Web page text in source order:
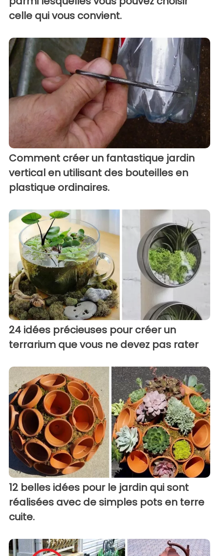
celle qui vous convient.
Comment créer un fantastique jardin
vertical en utilisant des bouteilles en
plastique ordinaires.
24 idées précieuses pour créer un
terrarium que vous ne devez pas rater
12 belles idées pour le jardin qui sont
réalisées avec de simples pots en terre
cuite.